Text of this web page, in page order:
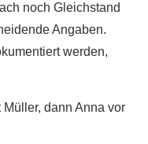
noch Gleichstand
Angaben.
werden,
Müller, dann Anna vor